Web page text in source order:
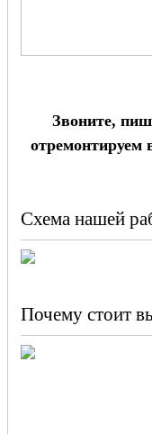
Звоните,
отремонтируем
Схема нашей
Почему стоит